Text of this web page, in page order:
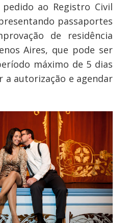
ao Registro Civil
passaportes
de residência
Aires, que pode ser
máximo de 5 dias
autorização e agendar